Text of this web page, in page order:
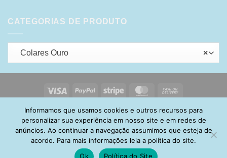
CATEGORIAS DE PRODUTO
×
Colares Ouro
Visa PayPal Stripe MasterCard
Delivery
HOME SOBRE POLÍTICA DE PRIVACIDADE
ENTREGA
TROCA E DEVOLUÇÃO
GARANTIA FAQ
CARRINHO
MINHA CONTA
CONTATO
Informamos que usamos cookies e outros recursos para
personalizar sua experiência em nosso site e em redes de
anúncios. Ao continuar a navegação assumimos que esteja de
acordo. Para mais informações leia a política do site.
Ok
Política do Site